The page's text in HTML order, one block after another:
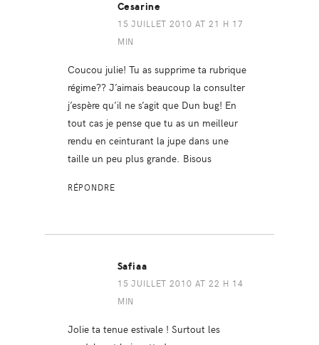
Cesarine
15 JUILLET 2010 AT 21 H 17
MIN
Coucou julie! Tu as supprime ta rubrique
régime?? J’aimais beaucoup la consulter
j’espère qu’il ne s’agit que Dun bug! En
tout cas je pense que tu as un meilleur
rendu en ceinturant la jupe dans une
taille un peu plus grande. Bisous
RÉPONDRE
Safiaa
15 JUILLET 2010 AT 22 H 14
MIN
Jolie ta tenue estivale ! Surtout les